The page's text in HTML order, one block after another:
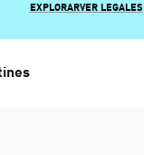
EXPLORARVER LEGALES